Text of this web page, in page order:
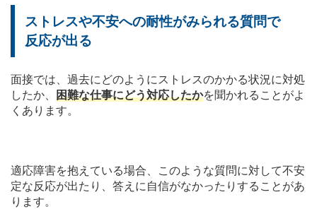
ストレスや不安への耐性がみられる質問で
反応が出る
面接では、過去にどのようにストレスのかかる状況に対処
したか、 困難な仕事にどう対応したかを聞かれることがよ
くあります。
適応障害を抱えている場合、このような質問に対して不安
定な反応が出たり、答えに自信がなかったりすることがあ
ります。